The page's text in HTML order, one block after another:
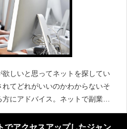
しいと思ってネットを探してい
てどれがいいのかわからないそ
にアドバイス。ネットで副業と
すめのネットの副業ネットで副